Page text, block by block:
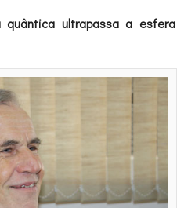
ultrapassa a esfera